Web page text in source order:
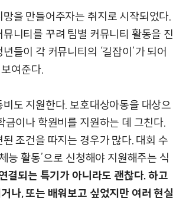
을 만들어주자는 취지로 시작되었다.
니티를 꾸려 팀별 커뮤니티 활동을 진
들이 각 커뮤니티의 ‘길잡이’가 되어
여준다.
도 지원한다. 보호대상아동을 대상으
이나 학원비를 지원하는 데 그친다.
조건을 따지는 경우가 많다. 대회 수
능 활동’으로 신청해야 지원해주는 식
결되는 특기가 아니라도 괜찮다. 하고
나, 또는 배워보고 싶었지만 여러 현실